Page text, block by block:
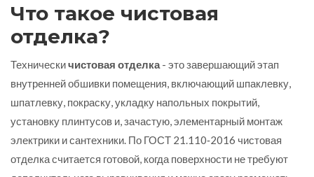
Что такое чистовая
отделка?
Техническичистовая отделка- это завершающий этап
внутренней обшивки помещения, включающий шпаклевку,
шпатлевку, покраску, укладку напольных покрытий,
установку плинтусов и, зачастую, элементарный монтаж
электрики и сантехники. По ГОСТ 21.110‑2016 чистовая
отделка считается готовой, когда поверхности не требуют